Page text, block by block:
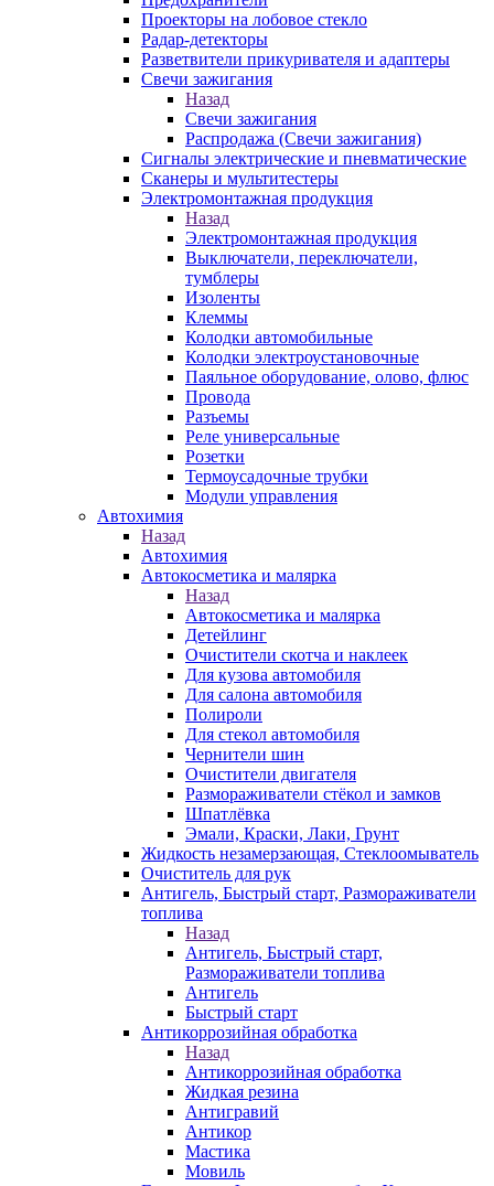
Проекторы на лобовое стекло
Радар-детекторы
Разветвители прикуривателя и адаптеры
Свечи зажигания
Назад
Свечи зажигания
Распродажа (Свечи зажигания)
Сигналы электрические и пневматические
Сканеры и мультитестеры
Электромонтажная продукция
Назад
Электромонтажная продукция
Выключатели, переключатели,
тумблеры
Изоленты
Клеммы
Колодки автомобильные
Колодки электроустановочные
Паяльное оборудование, олово, флюс
Провода
Разъемы
Реле универсальные
Розетки
Термоусадочные трубки
Модули управления
Автохимия
Назад
Автохимия
Автокосметика и малярка
Назад
Автокосметика и малярка
Детейлинг
Очистители скотча и наклеек
Для кузова автомобиля
Для салона автомобиля
Полироли
Для стекол автомобиля
Чернители шин
Очистители двигателя
Размораживатели стёкол и замков
Шпатлёвка
Эмали, Краски, Лаки, Грунт
Жидкость незамерзающая, Стеклоомыватель
Очиститель для рук
Антигель, Быстрый старт, Размораживатели
топлива
Назад
Антигель, Быстрый старт,
Размораживатели топлива
Антигель
Быстрый старт
Антикоррозийная обработка
Назад
Антикоррозийная обработка
Жидкая резина
Антигравий
Антикор
Мастика
Мовиль